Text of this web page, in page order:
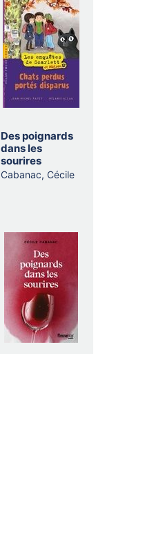
Des poignards
dans les
sourires
Cabanac, Cécile